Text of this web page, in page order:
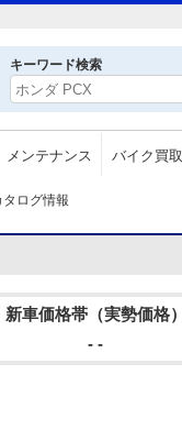
キーワード検索
メンテナンス バイク買取
ログ情報
新車価格帯（実勢価格）
- -